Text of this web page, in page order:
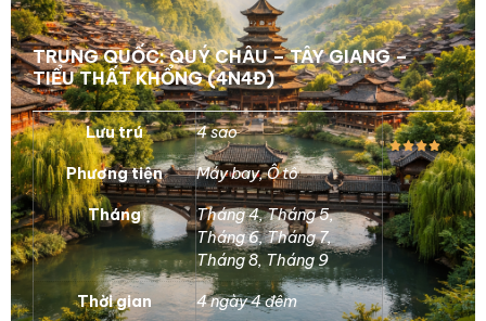
TRUNG QUỐC: QUÝ CHÂU – TÂY GIANG –
TIỂU THẤT KHỔNG (4N4Đ)
Lưu trú 4 sao
Phương tiện Máy bay,Ô tô
Tháng Tháng 4,Tháng 5,
Tháng 6,Tháng 7,
Tháng 8,Tháng 9
Thời gian 4 ngày 4 đêm